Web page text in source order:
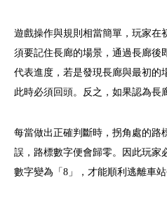
遊戲操作與規則相當簡單，玩家在
須要記住長廊的場景，通過長廊後
代表進度，若是發現長廊與最初的
此時必須回頭。反之，如果認為長
每當做出正確判斷時，拐角處的路
誤，路標數字便會歸零。因此玩家
數字變為「8」，才能順利逃離車站